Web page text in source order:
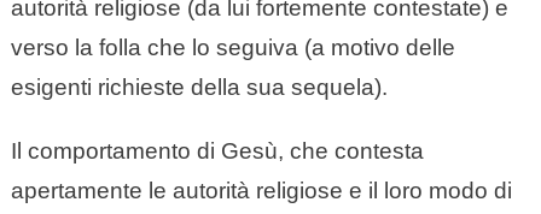
autorità religiose (da lui fortemente contestate) e
verso la folla che lo seguiva (a motivo delle
esigenti richieste della sua sequela).
Il comportamento di Gesù, che contesta
apertamente le autorità religiose e il loro modo di